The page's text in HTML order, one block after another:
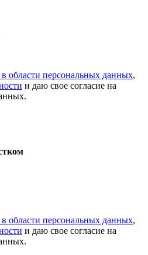
области персональных данных,
и даю свое согласие на
области персональных данных,
и даю свое согласие на